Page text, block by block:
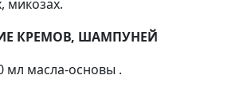
микозах.
КРЕМОВ, ШАМПУНЕЙ
мл масла-основы .